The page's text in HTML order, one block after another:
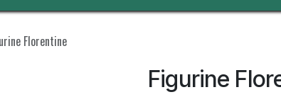
Florentine
Figurine